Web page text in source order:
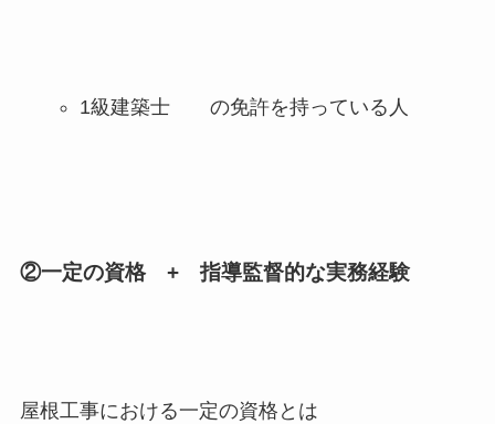
1級建築士 の免許を持っている人
②一定の資格 + 指導監督的な実務経験
屋根工事における一定の資格とは